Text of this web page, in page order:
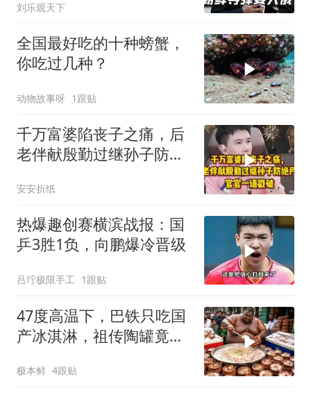
刘乐观天下
全国最好吃的十种螃蟹，
你吃过几种？
动物故事呀 1跟贴
千万富婆陷丧子之痛，后
老伴献殷勤过继孙子防绝
安安折纸
热爆趣创赛横滨战报：国
乒3胜1负，向鹏爆冷晋级
吕坾极限手工 1跟贴
47度高温下，巴铁只吃国
产冰淇淋，祖传陶罐竟还
极本鲜 4跟贴